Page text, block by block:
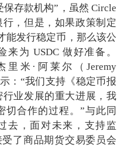
存款机构”，虽然 Circle
，但是，如果政策制定
能发行稳定币，那么该公
为 USDC 做好准备。
米·阿莱尔（Jeremy
：“我们支持《稳定币报
业发展的重大进展，我
切合作的过程。”与此同
去，面对未来，支持监
了商品期货交易委员会